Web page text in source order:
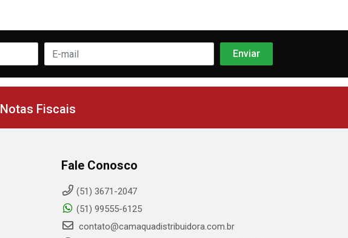
Notas Fiscais
Fale Conosco
(51) 3671-2047
(51) 99555-6125
contato@camaquadistribuidora.com.br